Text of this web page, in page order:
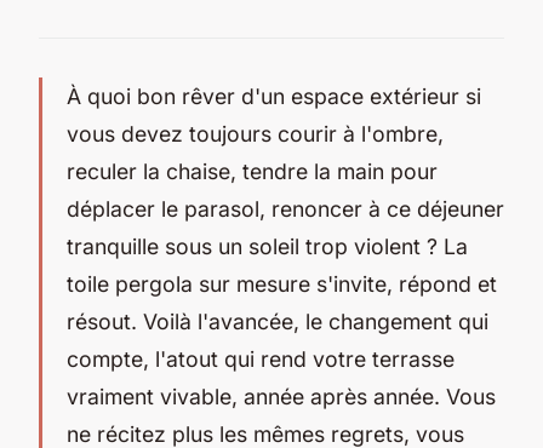
À quoi bon rêver d'un espace extérieur si
vous devez toujours courir à l'ombre,
reculer la chaise, tendre la main pour
déplacer le parasol, renoncer à ce déjeuner
tranquille sous un soleil trop violent ? La
toile pergola sur mesure s'invite, répond et
résout. Voilà l'avancée, le changement qui
compte, l'atout qui rend votre terrasse
vraiment vivable, année après année. Vous
ne récitez plus les mêmes regrets, vous